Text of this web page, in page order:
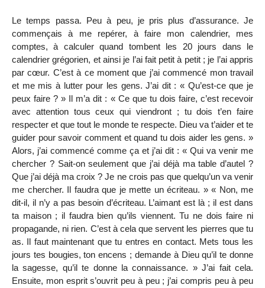
Le temps passa. Peu à peu, je pris plus d’assurance. Je
commençais à me repérer, à faire mon calendrier, mes
comptes, à calculer quand tombent les 20 jours dans le
calendrier grégorien, et ainsi je l’ai fait petit à petit ; je l’ai appris
par cœur. C’est à ce moment que j’ai commencé mon travail
et me mis à lutter pour les gens. J’ai dit : « Qu’est-ce que je
peux faire ? » Il m’a dit : « Ce que tu dois faire, c’est recevoir
avec attention tous ceux qui viendront ; tu dois t’en faire
respecter et que tout le monde te respecte. Dieu va t’aider et te
guider pour savoir comment et quand tu dois aider les gens. »
Alors, j’ai commencé comme ça et j’ai dit : « Qui va venir me
chercher ? Sait-on seulement que j’ai déjà ma table d’autel ?
Que j’ai déjà ma croix ? Je ne crois pas que quelqu’un va venir
me chercher. Il faudra que je mette un écriteau. » « Non, me
dit-il, il n’y a pas besoin d’écriteau. L’aimant est là ; il est dans
ta maison ; il faudra bien qu’ils viennent. Tu ne dois faire ni
propagande, ni rien. C’est à cela que servent les pierres que tu
as. Il faut maintenant que tu entres en contact. Mets tous les
jours tes bougies, ton encens ; demande à Dieu qu’il te donne
la sagesse, qu’il te donne la connaissance. » J’ai fait cela.
Ensuite, mon esprit s’ouvrit peu à peu ; j’ai compris peu à peu